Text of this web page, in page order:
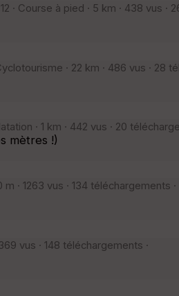
· Course à pied · 5 km · 438 vus ·
· 22 km · 486 vus · 28
· 1 km · 442 vus · 20
mètres !)
· 1263 vus · 134 téléchargements ·
vus · 148 téléchargements ·